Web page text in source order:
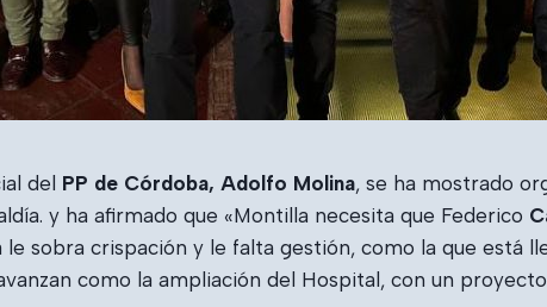
del PP de Córdoba, Adolfo Molina, se ha mostrado
y ha afirmado que «Montilla necesita que Federico
sobra crispación y le falta gestión, como la que está
como la ampliación del Hospital, con un